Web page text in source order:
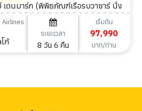
เดนมาร์ก (พิพิธภัณฑ์เรือรบวาซาร์ นั่ง
มสบาน่า ล่องเรือสำราญ DFDS) 8วัน
Airlines
ระยะเวลา
8 วัน 6 คืน
เริ่มต้น
97,990
บาท/ท่าน